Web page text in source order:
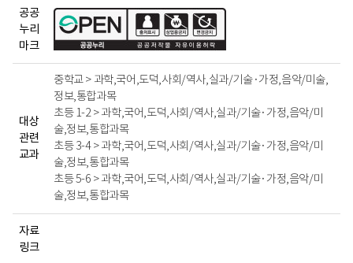
상
관
교
과,
드
링
크,
공공
누리
마크
대상
관련
교과
중학교 > 과학,국어,도덕,사회/역사,실과/기술·가정,음악/미술,
정보,통합과목
초등 1-2 > 과학,국어,도덕,사회/역사,실과/기술·가정,음악/미
술,정보,통합과목
초등 3-4 > 과학,국어,도덕,사회/역사,실과/기술·가정,음악/미
술,정보,통합과목
초등 5-6 > 과학,국어,도덕,사회/역사,실과/기술·가정,음악/미
술,정보,통합과목
자료
링크